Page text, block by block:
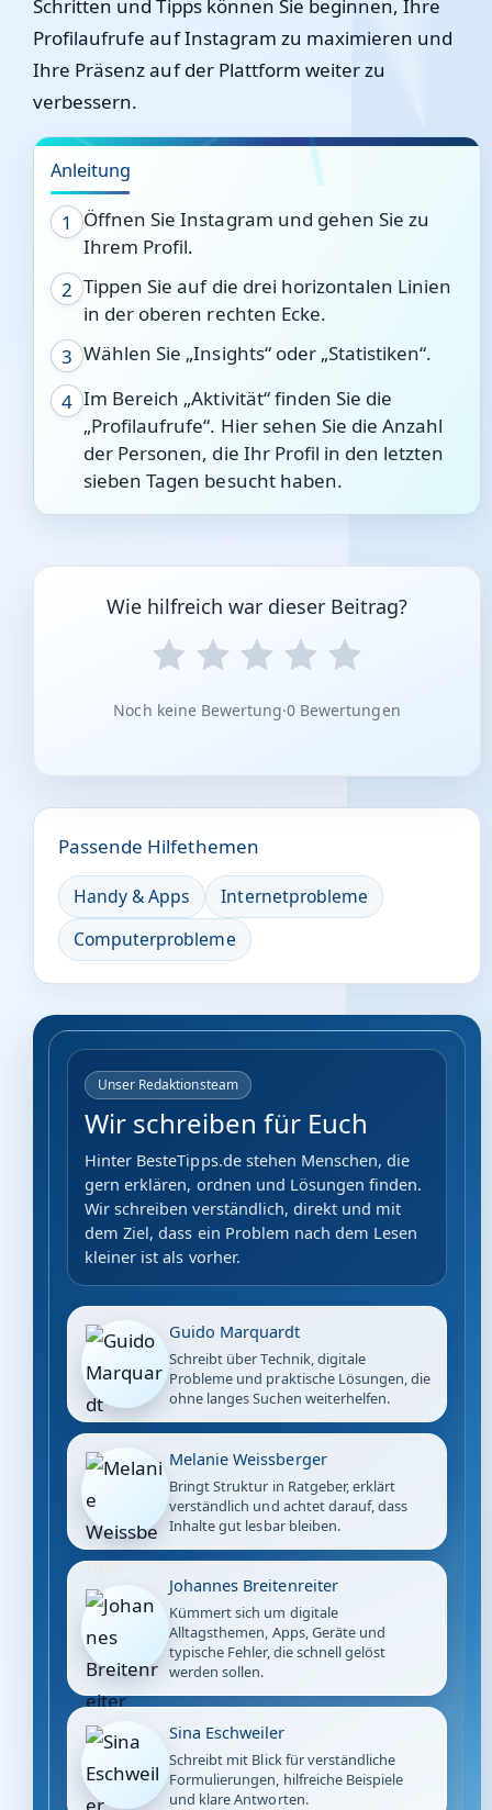
Schritten und Tipps können Sie beginnen, Ihre
Profilaufrufe auf Instagram zu maximieren und
Ihre Präsenz auf der Plattform weiter zu
verbessern.
Anleitung
1
Öffnen Sie Instagram und gehen Sie zu
Ihrem Profil.
2 Tippen Sie auf die drei horizontalen Linien
in der oberen rechten Ecke.
3 Wählen Sie „Insights“ oder „Statistiken“.
4 Im Bereich „Aktivität“ finden Sie die
„Profilaufrufe“. Hier sehen Sie die Anzahl
der Personen, die Ihr Profil in den letzten
sieben Tagen besucht haben.
Wie hilfreich war dieser Beitrag?
Noch keine Bewertung·0 Bewertungen
Passende Hilfethemen
Handy & Apps
Internetprobleme
Computerprobleme
Unser Redaktionsteam
Wir schreiben für Euch
Hinter BesteTipps.de stehen Menschen, die
gern erklären, ordnen und Lösungen finden.
Wir schreiben verständlich, direkt und mit
dem Ziel, dass ein Problem nach dem Lesen
kleiner ist als vorher.
Guido Marquardt
Schreibt über Technik, digitale
Probleme und praktische Lösungen, die
ohne langes Suchen weiterhelfen.
Melanie Weissberger
Bringt Struktur in Ratgeber, erklärt
verständlich und achtet darauf, dass
Inhalte gut lesbar bleiben.
Johannes Breitenreiter
Kümmert sich um digitale
Alltagsthemen, Apps, Geräte und
typische Fehler, die schnell gelöst
werden sollen.
Sina Eschweiler
Schreibt mit Blick für verständliche
Formulierungen, hilfreiche Beispiele
und klare Antworten.